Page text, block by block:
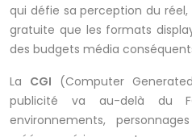
qui défie sa perception du
gratuite que les formats
des budgets média
La CGI (Computer
publicité va au-delà du
environnements,